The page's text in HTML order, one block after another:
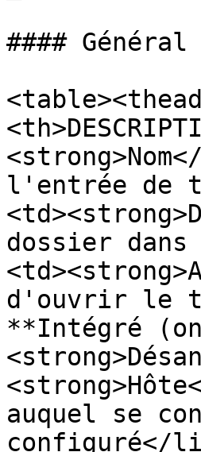
#### Général
l'entrée de
dossier
d'ouvrir le
**Intégré
auquel se